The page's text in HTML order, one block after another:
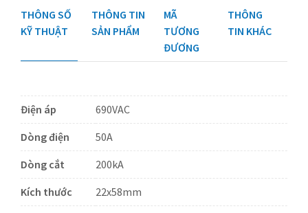
THÔNG SỐ
KỸ THUẬT
THÔNG TIN
SẢN PHẨM
MÃ
TƯƠNG
ĐƯƠNG
THÔNG
TIN KHÁC
Điện áp
690VAC
Dòng điện
50A
Dòng cắt
200kA
Kích thước
22x58mm